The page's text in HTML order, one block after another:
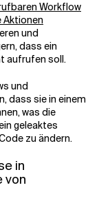
Workflow
und
dass ein
aufrufen soll.
und
dass sie in einem
was die
geleaktes
zu ändern.
in
von